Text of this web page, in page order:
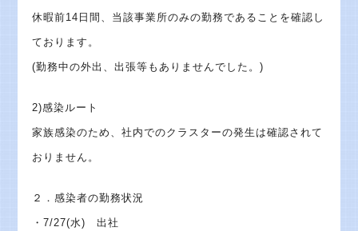
休暇前14日間、当該事業所のみの勤務であることを確認し
ております。
(勤務中の外出、出張等もありませんでした。)
2)感染ルート
家族感染のため、社内でのクラスターの発生は確認されて
おりません。
２．感染者の勤務状況
・7/27(水) 出社